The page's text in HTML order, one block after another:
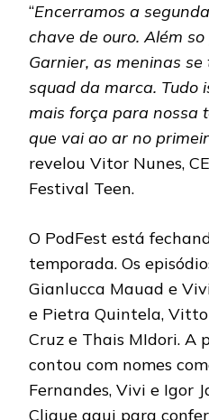
“Encerramos a
chave de ouro. Além
Garnier, as meninas
squad da marca. Tudo
mais força para nossa
que vai ao ar no
revelou Vitor Nunes,
Festival Teen.
O PodFest está
temporada. Os
Gianlucca Mauad e
e Pietra Quintela,
Cruz e Thais MIdori. A
contou com nomes
Fernandes, Vivi e Igor
Clique aqui para